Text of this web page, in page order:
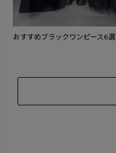
おすすめブラックワンピース6選